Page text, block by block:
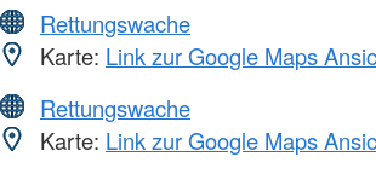
Rettungswache
Karte: Link zur Google Maps
Rettungswache
Karte: Link zur Google Maps